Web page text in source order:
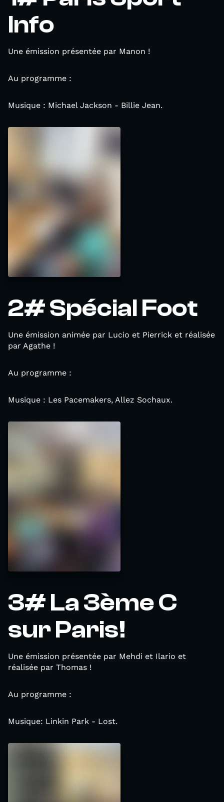
Info
Une émission présentée par Manon !
Au programme :
Musique : Michael Jackson - Billie Jean.
2# Spécial Foot
Une émission animée par Lucio et Pierrick et réalisée
par Agathe !
Au programme :
Musique : Les Pacemakers, Allez Sochaux.
3# La 3ème C
sur Paris!
Une émission présentée par Mehdi et Ilario et
réalisée par Thomas !
Au programme :
Musique: Linkin Park - Lost.